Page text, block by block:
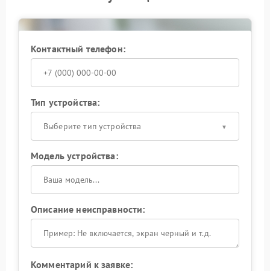
для портретной, предметной и репортажной
Контактный телефон:
Тип устройства:
Выберите тип устройства
Модель устройства:
Описание неисправности:
Комментарий к заявке: